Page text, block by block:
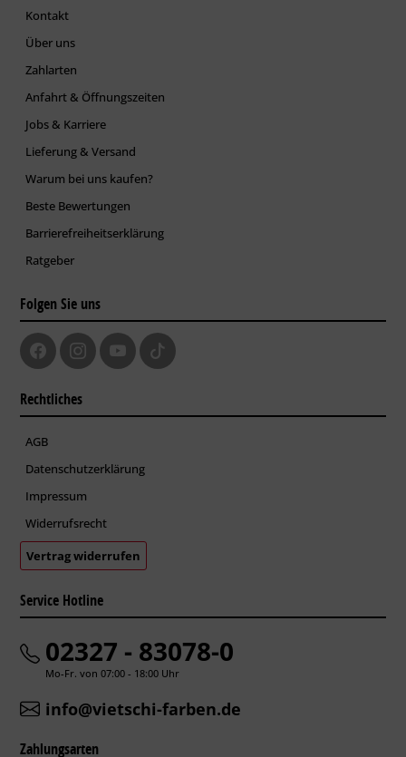
Kontakt
Über uns
Zahlarten
Anfahrt & Öffnungszeiten
Jobs & Karriere
Lieferung & Versand
Warum bei uns kaufen?
Beste Bewertungen
Barrierefreiheitserklärung
Ratgeber
Folgen Sie uns
Rechtliches
AGB
Datenschutzerklärung
Impressum
Widerrufsrecht
Vertrag widerrufen
Service Hotline
02327 - 83078-0
Mo-Fr. von 07:00 - 18:00 Uhr
info@vietschi-farben.de
Zahlungsarten